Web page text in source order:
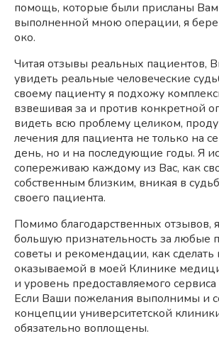
помощь, которые были присланы
выполненной мною операции, я
око.
Читая отзывы реальных пациентов,
увидеть реальные человеческие
своему пациенту я подхожу
взвешивая за и против конкретной
видеть всю проблему целиком,
лечения для пациента не только на
день, но и на последующие годы. Я
сопереживаю каждому из Вас, как
собственным близким, вникая в
своего пациента.
Помимо благодарственных отзывов,
большую признательность за любые
советы и рекомендации, как сделать
оказываемой в моей Клинике
и уровень предоставляемого
Если Ваши пожелания выполнимы и
концепции университетской
обязательно воплощены.